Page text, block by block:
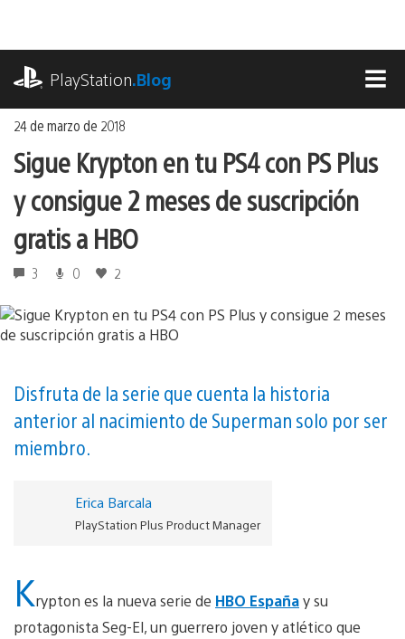
contenido
PlayStation.Blog
24 de marzo de 2018
Sigue Krypton en tu PS4 con PS Plus
y consigue 2 meses de suscripción
gratis a HBO
3 0 2
Disfruta de la serie que cuenta la historia
anterior al nacimiento de Superman solo por ser
miembro.
Erica Barcala
PlayStation Plus Product Manager
Krypton es la nueva serie de HBO Españay su
protagonista Seg-El, un guerrero joven y atlético que